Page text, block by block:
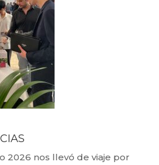
2026 nos llevó de viaje por